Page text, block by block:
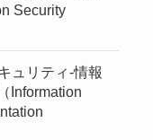
Security
ュリティ-情報
Information